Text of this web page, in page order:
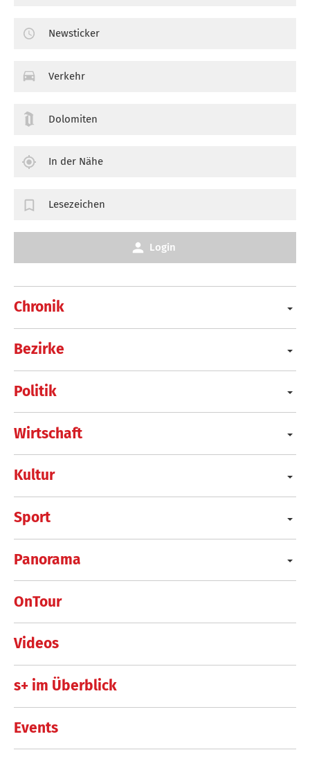
Chronik
Bezirke
Politik
Wirtschaft
Kultur
Sport
Panorama
OnTour
Videos
s+ im Überblick
Events
Newsticker
Verkehr
Dolomiten
In der Nähe
Lesezeichen
Login